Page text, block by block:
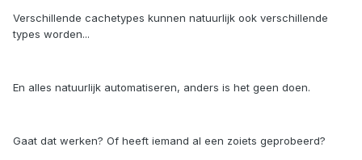
Verschillende cachetypes kunnen natuurlijk ook verschillende
types worden...
En alles natuurlijk automatiseren, anders is het geen doen.
Gaat dat werken? Of heeft iemand al een zoiets geprobeerd?